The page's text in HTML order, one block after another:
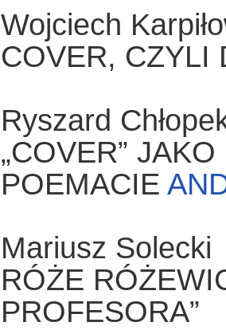
Wojciech
COVER, CZYLI
Ryszard
„COVER”
POEMACIE
Mariusz Solecki
RÓŻE
PROFESORA”